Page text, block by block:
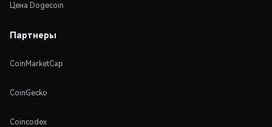
Цена Dogecoin
Партнеры
CoinMarketCap
CoinGecko
Coincodex